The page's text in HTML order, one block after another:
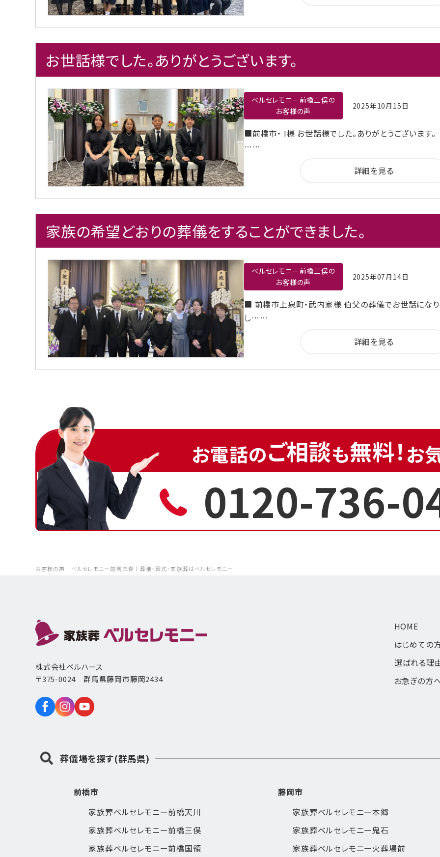
お客様の声｜ベルセレモニー前橋三俣｜葬儀・葬式・家族葬はベルセレモニー
お世話様でした。ありがとうございます。
ベルセレモニー前橋三俣の
お客様の声
2025年10月15日
■前橋市・ I様 お世話様でした。ありがとうございます。
……
詳細を見る
家族の希望どおりの葬儀をすることができました。
ベルセレモニー前橋三俣の
お客様の声
2025年07月14日
■ 前橋市上泉町・武内家様 伯父の葬儀でお世話にな
し……
詳細を見る
お電話のご相談も無料！ お
0120-736-
株式会社ベルハース
〒375-0024 群馬県藤岡市藤岡2434
HOME
はじめての
選ばれる理
お急ぎの方
葬儀場を探す(群馬県)
前橋市
家族葬ベルセレモニー前橋天川
家族葬ベルセレモニー前橋三俣
家族葬ベルセレモニー前橋国領
藤岡市
家族葬ベルセレモニー本郷
家族葬ベルセレモニー鬼石
家族葬ベルセレモニー火葬場前